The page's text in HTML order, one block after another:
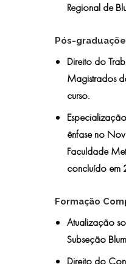
Regional de
Pós-
Direito do
Magistrados
curso.
ênfase no
Faculdade
concluído em
Formação
Atualização
Subseção
Direito do